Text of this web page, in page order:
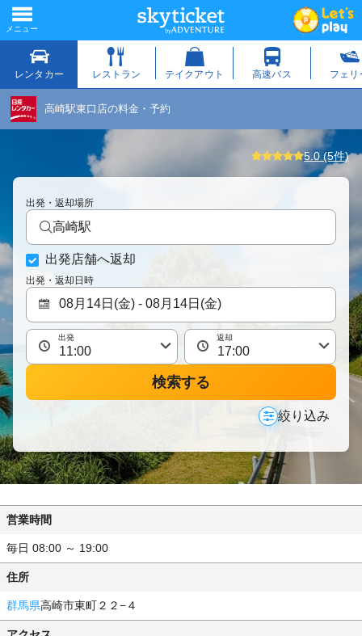
高崎駅東口店の料金・予約
5.0 (5件)
出発・返却場所
高崎駅
出発店舗へ返却
出発・返却日時
出発 返却
検索する
絞り込み
営業時間
毎日 08:00 ～ 19:00
住所
群馬県高崎市東町２２−４